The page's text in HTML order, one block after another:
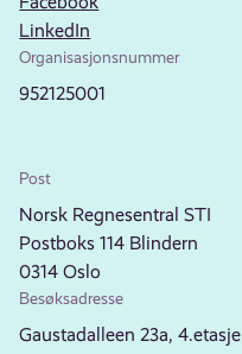
LinkedIn
Organisasjonsnummer
952125001
Post
Norsk Regnesentral STI
Postboks 114 Blindern
0314 Oslo
Besøksadresse
Gaustadalleen 23a, 4.etasje